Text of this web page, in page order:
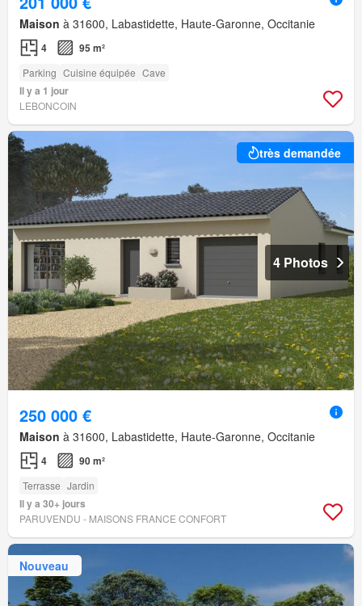
Maison à 31600, Labastidette, Haute-Garonne, Occitanie
4 95 m²
Parking Cuisine équipée Cave
Il y a 1 jour
LEBONCOIN
très demandée
4 Photos
250 000 €
Maison à 31600, Labastidette, Haute-Garonne, Occitanie
4 90 m²
Terrasse Jardin
Il y a 30+ jours
PARUVENDU - MAISONS FRANCE CONFORT
Nouveau